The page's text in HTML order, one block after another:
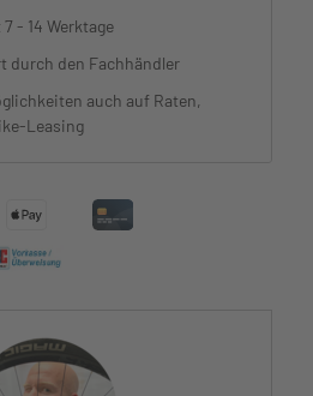
- 14 Werktage
durch den Fachhändler
auch auf Raten,
Leasing